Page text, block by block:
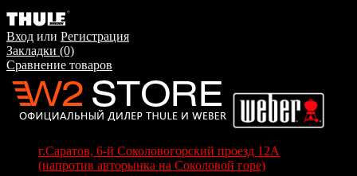
Вход или Регистрация
Закладки (0)
Сравнение товаров
г.Саратов, 6-й Соколовогорский проезд 12А
(напротив авторынка на Соколовой горе)